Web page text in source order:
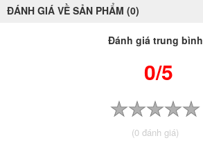
ĐÁNH GIÁ VỀ SẢN PHẨM (0)
Đánh giá trung bình
0/5
(0 đánh giá)